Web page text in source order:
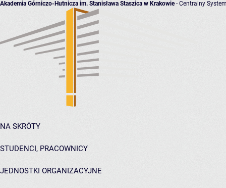
Akademia Górniczo-Hutnicza im. Stanisława Staszica w Krakowie- Centralny
NA SKRÓTY
STUDENCI, PRACOWNICY
JEDNOSTKI ORGANIZACYJNE